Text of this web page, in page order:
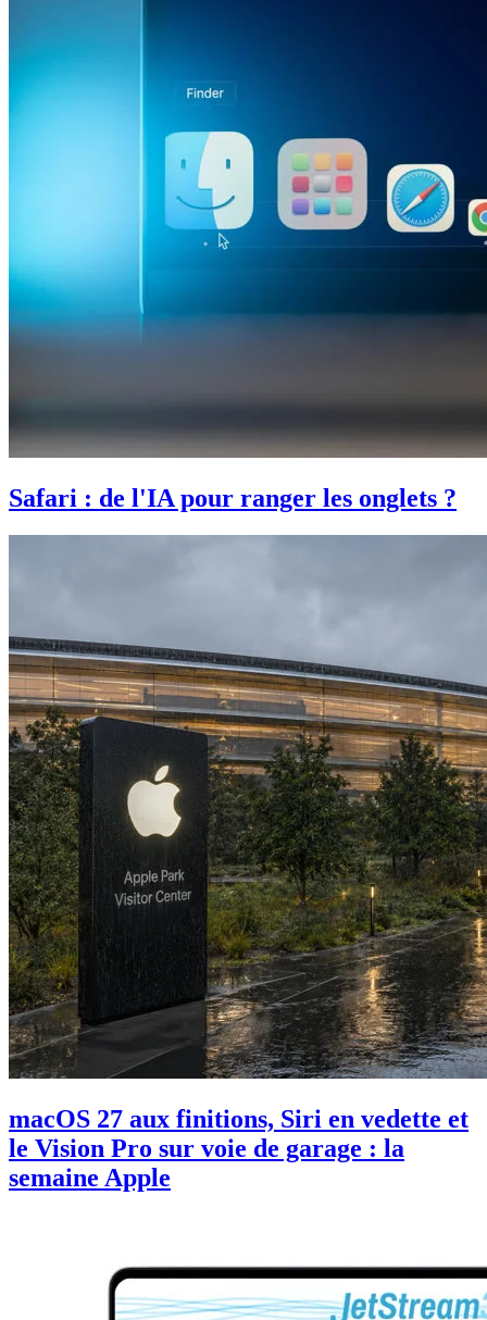
Safari : de l'IA pour ranger les onglets ?
macOS 27 aux finitions, Siri en vedette et
le Vision Pro sur voie de garage : la
semaine Apple